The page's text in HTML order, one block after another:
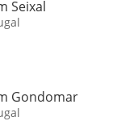
Seixal
Gondomar